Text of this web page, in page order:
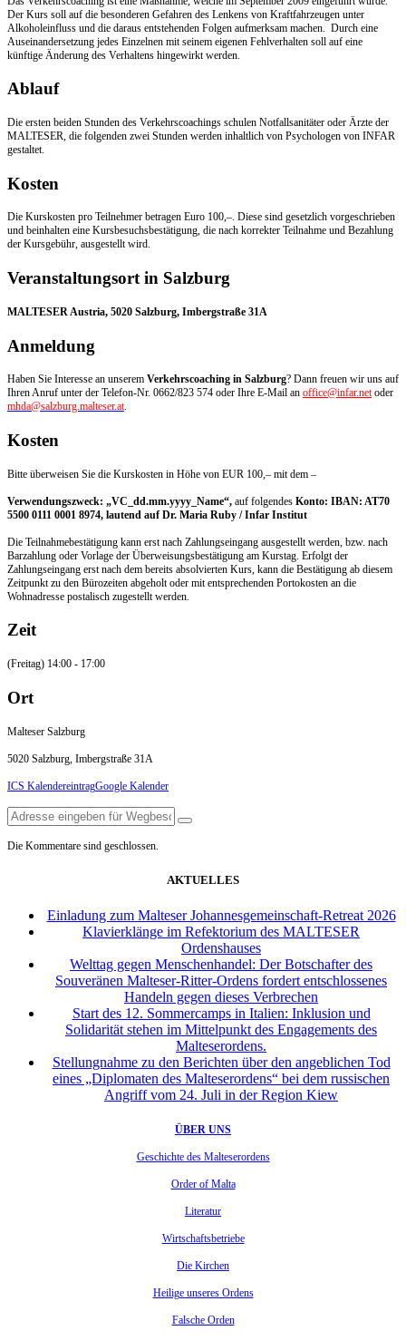
Der Kurs soll auf die besonderen Gefahren des Lenkens von Kraftfahrzeugen unter
Alkoholeinfluss und die daraus entstehenden Folgen aufmerksam machen. Durch eine
Auseinandersetzung jedes Einzelnen mit seinem eigenen Fehlverhalten soll auf eine
künftige Änderung des Verhaltens hingewirkt werden.
Ablauf
Die ersten beiden Stunden des Verkehrscoachings schulen Notfallsanitäter oder Ärzte der
MALTESER, die folgenden zwei Stunden werden inhaltlich von Psychologen von INFAR
gestaltet.
Kosten
Die Kurskosten pro Teilnehmer betragen Euro 100,–. Diese sind gesetzlich vorgeschrieben
und beinhalten eine Kursbesuchsbestätigung, die nach korrekter Teilnahme und Bezahlung
der Kursgebühr, ausgestellt wird.
Veranstaltungsort in Salzburg
MALTESER Austria, 5020 Salzburg, Imbergstraße 31A
Anmeldung
Haben Sie Interesse an unserem Verkehrscoaching in Salzburg? Dann freuen wir uns auf
Ihren Anruf unter der Telefon-Nr. 0662/823 574 oder Ihre E-Mail an office@infar.netoder
mhda@salzburg.malteser.at.
Kosten
Bitte überweisen Sie die Kurskosten in Höhe von EUR 100,– mit dem –
Verwendungszweck: „VC_dd.mm.yyyy_Name“, auf folgendes Konto: IBAN: AT70
5500 0111 0001 8974, lautend auf Dr. Maria Ruby / Infar Institut
Die Teilnahmebestätigung kann erst nach Zahlungseingang ausgestellt werden, bzw. nach
Barzahlung oder Vorlage der Überweisungsbestätigung am Kurstag. Erfolgt der
Zahlungseingang erst nach dem bereits absolvierten Kurs, kann die Bestätigung ab diesem
Zeitpunkt zu den Bürozeiten abgeholt oder mit entsprechenden Portokosten an die
Wohnadresse postalisch zugestellt werden.
Zeit
(Freitag) 14:00 - 17:00
Ort
Malteser Salzburg
5020 Salzburg, Imbergstraße 31A
ICS KalendereintragGoogle Kalender
Die Kommentare sind geschlossen.
AKTUELLES
Einladung zum Malteser Johannesgemeinschaft-Retreat 2026
Klavierklänge im Refektorium des MALTESER
Ordenshauses
Welttag gegen Menschenhandel: Der Botschafter des
Souveränen Malteser-Ritter-Ordens fordert entschlossenes
Handeln gegen dieses Verbrechen
Start des 12. Sommercamps in Italien: Inklusion und
Solidarität stehen im Mittelpunkt des Engagements des
Malteserordens.
Stellungnahme zu den Berichten über den angeblichen Tod
eines „Diplomaten des Malteserordens“ bei dem russischen
Angriff vom 24. Juli in der Region Kiew
ÜBER UNS
Geschichte des Malteserordens
Order of Malta
Literatur
Wirtschaftsbetriebe
Die Kirchen
Heilige unseres Ordens
Falsche Orden